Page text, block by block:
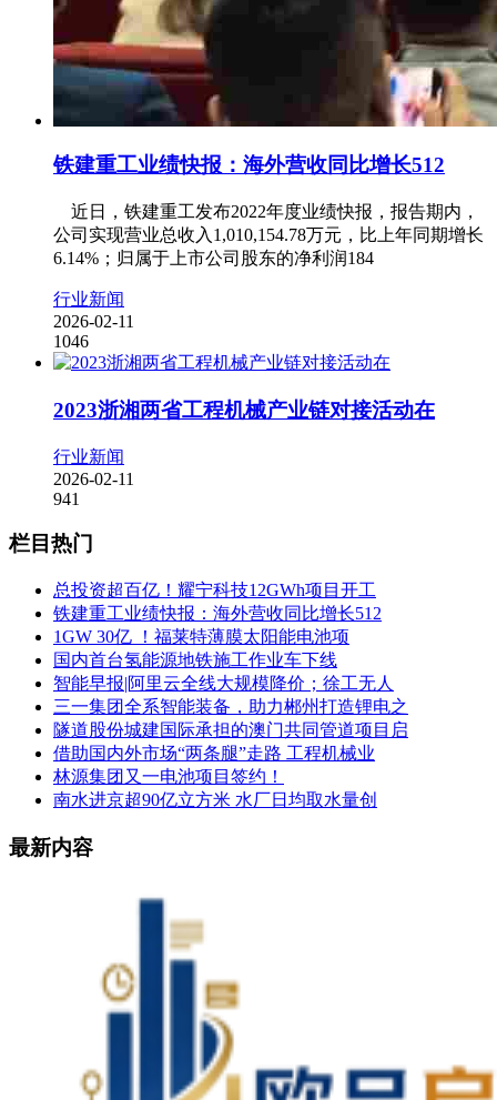
铁建重工业绩快报：海外营收同比增长512
近日，铁建重工发布2022年度业绩快报，报告期内，
公司实现营业总收入1,010,154.78万元，比上年同期增长
6.14%；归属于上市公司股东的净利润184
行业新闻
2026-02-11
1046
2023浙湘两省工程机械产业链对接活动在
行业新闻
2026-02-11
941
栏目热门
总投资超百亿！耀宁科技12GWh项目开工
铁建重工业绩快报：海外营收同比增长512
1GW 30亿 ！福莱特薄膜太阳能电池项
国内首台氢能源地铁施工作业车下线
智能早报|阿里云全线大规模降价；徐工无人
三一集团全系智能装备，助力郴州打造锂电之
隧道股份城建国际承担的澳门共同管道项目启
借助国内外市场“两条腿”走路 工程机械业
林源集团又一电池项目签约！
南水进京超90亿立方米 水厂日均取水量创
最新内容